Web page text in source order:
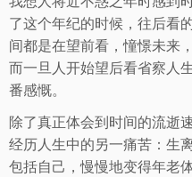
了这个年纪的时候，往后看
间都是在望前看，憧憬未来
而一旦人开始望后看省察人
番感慨。
除了真正体会到时间的流逝
经历人生中的另一痛苦：生
包括自己，慢慢地变得年老